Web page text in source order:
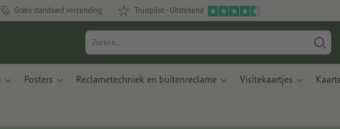
Gratis standaard verzending Trustpilot - Uitstekend
Posters Reclametechniek en buitenreclame Visitekaartjes